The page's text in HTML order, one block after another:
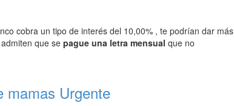
cobra un tipo de interés del 10,00% , te podrían dar más
que se pague una letra mensual que no
mamas Urgente